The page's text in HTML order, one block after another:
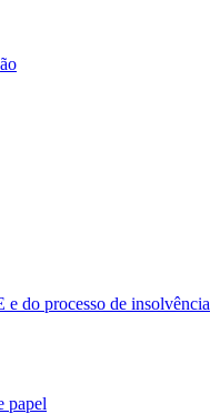
do processo de insolvência
papel